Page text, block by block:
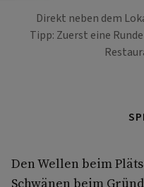
Direkt neben dem
Tipp: Zuerst eine
Den Wellen beim
Schwänen beim